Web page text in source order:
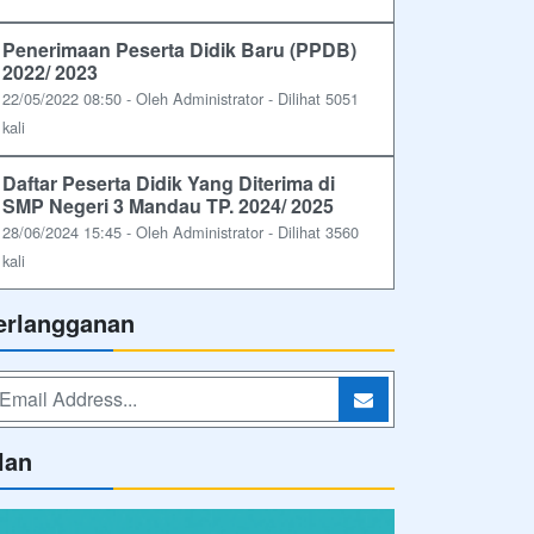
Penerimaan Peserta Didik Baru (PPDB)
2022/ 2023
22/05/2022 08:50 - Oleh Administrator - Dilihat 5051
kali
Daftar Peserta Didik Yang Diterima di
SMP Negeri 3 Mandau TP. 2024/ 2025
28/06/2024 15:45 - Oleh Administrator - Dilihat 3560
kali